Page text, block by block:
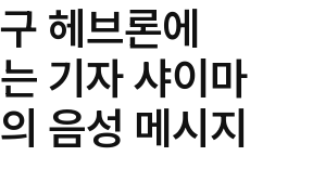
헤브론에
기자 샤이마
음성 메시지